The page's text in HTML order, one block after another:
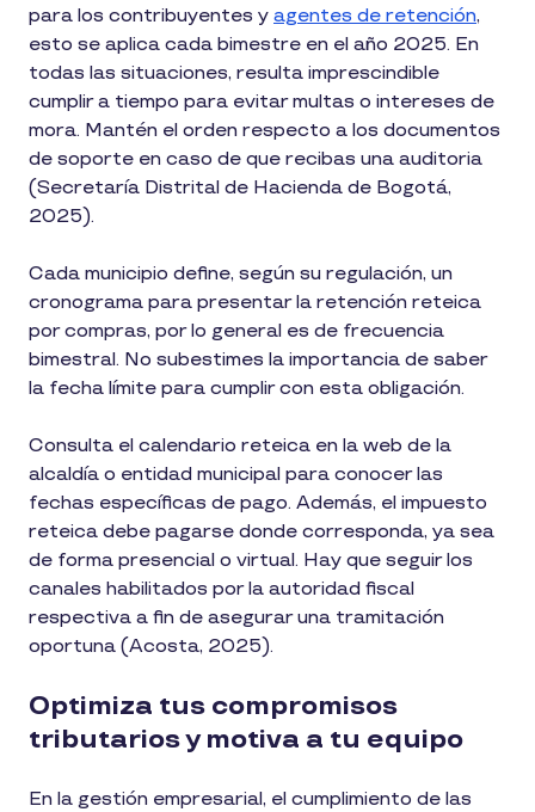
para los contribuyentes y agentes de retención,
esto se aplica cada bimestre en el año 2025. En
todas las situaciones, resulta imprescindible
cumplir a tiempo para evitar multas o intereses de
mora. Mantén el orden respecto a los documentos
de soporte en caso de que recibas una auditoria
(Secretaría Distrital de Hacienda de Bogotá,
2025).
Cada municipio define, según su regulación, un
cronograma para presentar la retención reteica
por compras, por lo general es de frecuencia
bimestral. No subestimes la importancia de saber
la fecha límite para cumplir con esta obligación.
Consulta el calendario reteica en la web de la
alcaldía o entidad municipal para conocer las
fechas específicas de pago. Además, el impuesto
reteica debe pagarse donde corresponda, ya sea
de forma presencial o virtual. Hay que seguir los
canales habilitados por la autoridad fiscal
respectiva a fin de asegurar una tramitación
oportuna (Acosta, 2025).
Optimiza tus compromisos
tributarios y motiva a tu equipo
En la gestión empresarial, el cumplimiento de las